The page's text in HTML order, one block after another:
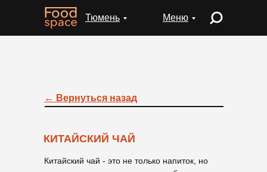
Меню
Тюмень
← Вернуться назад
Китайский чай - это не только напиток, но
КИТАЙСКИЙ ЧАЙ